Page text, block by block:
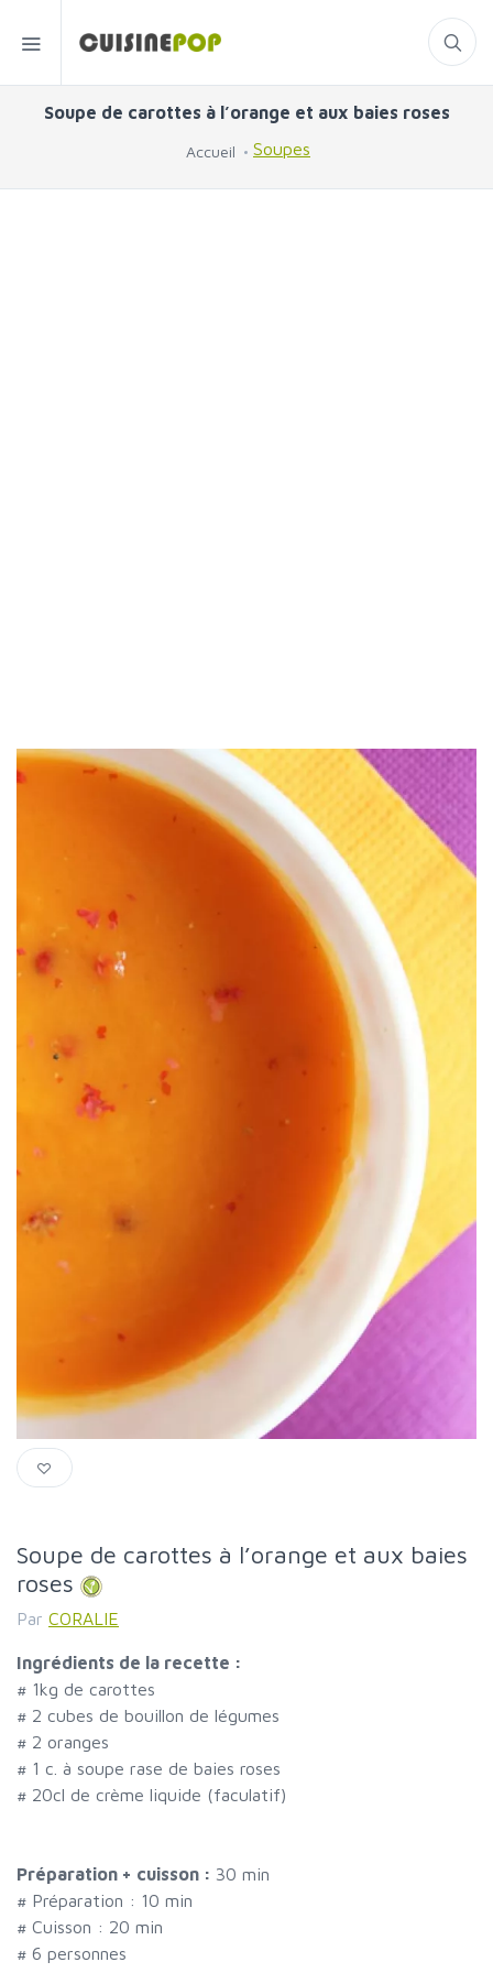
Soupe de carottes à l’orange et aux baies roses
Accueil Soupes
Soupe de carottes à l’orange et aux baies
roses
Par CORALIE
Ingrédients de la recette :
# 1kg de carottes
# 2 cubes de bouillon de légumes
# 2 oranges
# 1 c. à soupe rase de baies roses
# 20cl de crème liquide (faculatif)
Préparation + cuisson : 30 min
# Préparation : 10 min
# Cuisson : 20 min
# 6 personnes